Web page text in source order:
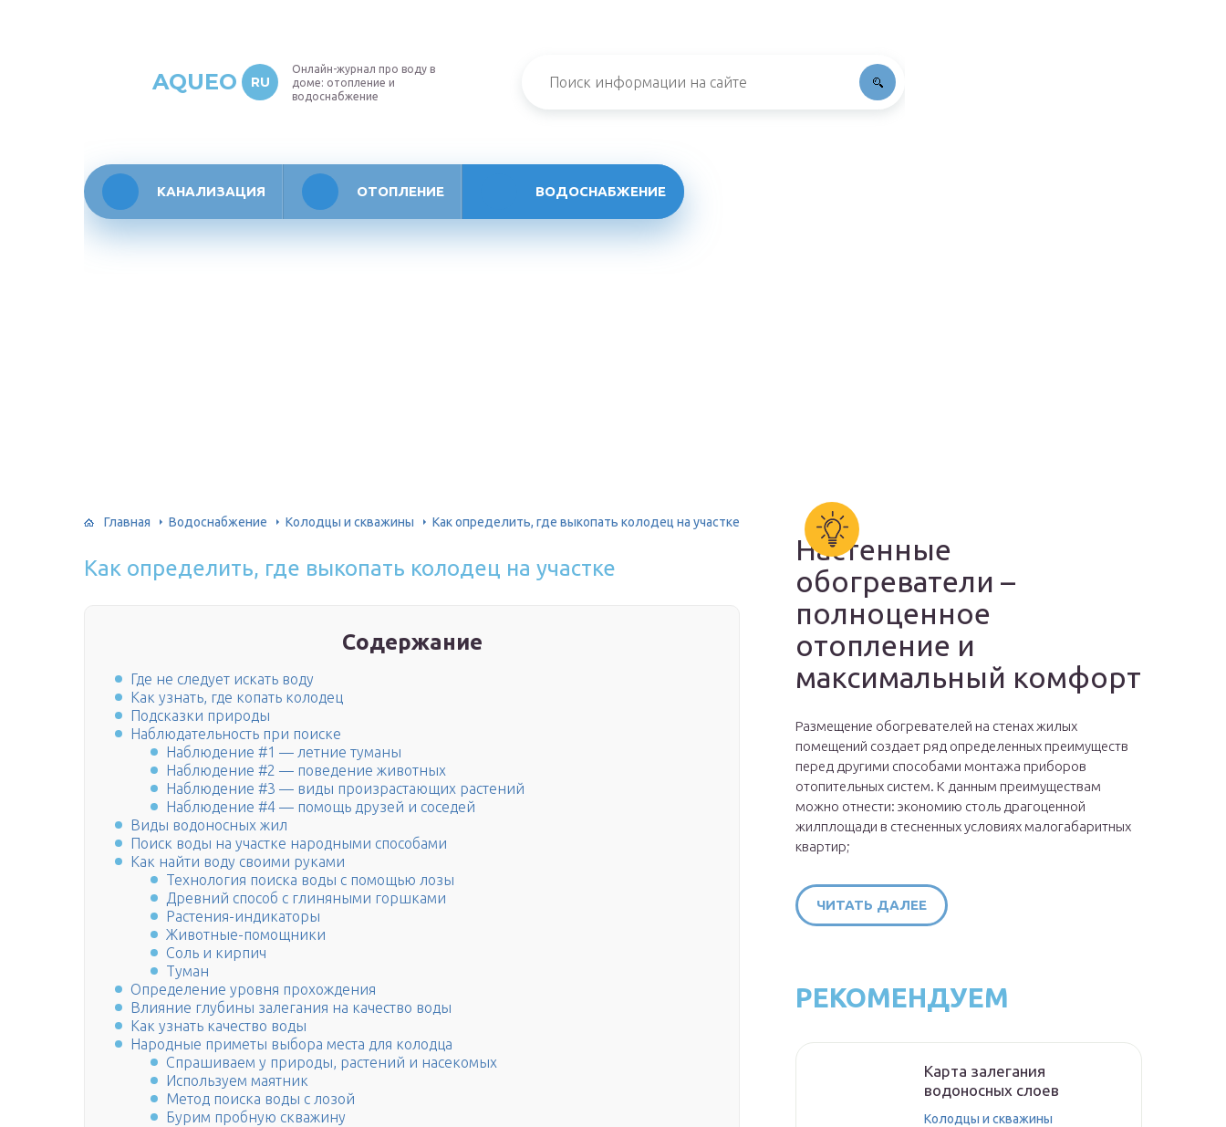
AQUEO RU
Онлайн-журнал про воду в
доме: отопление и
водоснабжение
КАНАЛИЗАЦИЯ ОТОПЛЕНИЕ ВОДОСНАБЖЕНИЕ
Главная Водоснабжение Колодцы и скважины Как определить, где выкопать колодец на участке
Как определить, где выкопать колодец на участке
Содержание
Где не следует искать воду
Как узнать, где копать колодец
Подсказки природы
Наблюдательность при поиске
Наблюдение #1 — летние туманы
Наблюдение #2 — поведение животных
Наблюдение #3 — виды произрастающих растений
Наблюдение #4 — помощь друзей и соседей
Виды водоносных жил
Поиск воды на участке народными способами
Как найти воду своими руками
Технология поиска воды с помощью лозы
Древний способ с глиняными горшками
Растения-индикаторы
Животные-помощники
Соль и кирпич
Туман
Определение уровня прохождения
Влияние глубины залегания на качество воды
Как узнать качество воды
Народные приметы выбора места для колодца
Спрашиваем у природы, растений и насекомых
Используем маятник
Метод поиска воды с лозой
Бурим пробную скважину
Настенные
обогреватели –
полноценное
отопление и
максимальный комфорт
Размещение обогревателей на стенах жилых
помещений создает ряд определенных преимуществ
перед другими способами монтажа приборов
отопительных систем. К данным преимуществам
можно отнести: экономию столь драгоценной
жилплощади в стесненных условиях малогабаритных
квартир;
ЧИТАТЬ ДАЛЕЕ
РЕКОМЕНДУЕМ
Карта залегания
водоносных слоев
Колодцы и скважины